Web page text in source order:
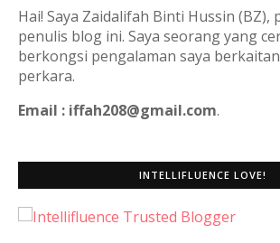
Hai! Saya Zaidalifah Binti Hussin (BZ),
penulis blog ini. Saya seorang yang
berkongsi pengalaman saya
perkara.
Email : iffah208@gmail.com.
INTELLIFLUENCE LOVE!